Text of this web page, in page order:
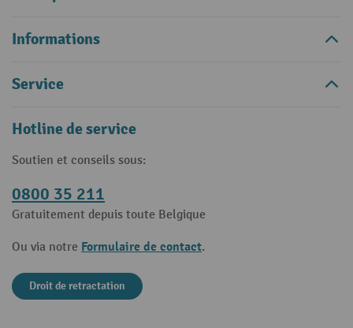
Informations
Service
Hotline de service
Soutien et conseils sous:
0800 35 211
Gratuitement depuis toute Belgique
Ou via notre Formulaire de contact.
Droit de retractation